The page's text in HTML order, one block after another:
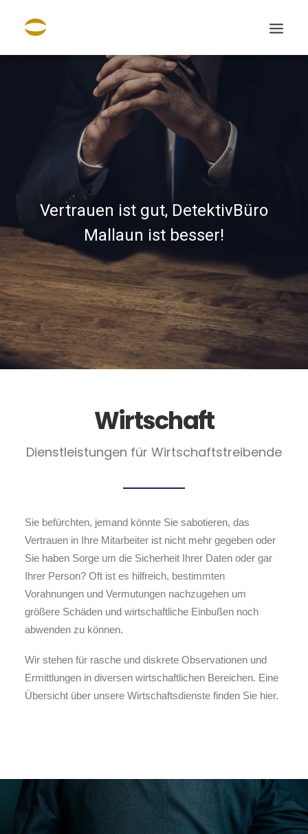
Search
Vertrauen ist gut, DetektivBüro
Mallaun ist besser!
Wirtschaft
Dienstleistungen für Wirtschaftstreibende
Sie befürchten, jemand könnte Sie sabotieren, das
Vertrauen in Ihre Mitarbeiter ist nicht mehr gegeben oder
Sie haben Sorge um die Sicherheit Ihrer Daten oder gar
Ihrer Person? Oft ist es hilfreich, bestimmten
Vorahnungen und Vermutungen nachzugehen um
größere Schäden und wirtschaftliche Einbußen noch
abwenden zu können.
Wir stehen für rasche und diskrete Observationen und
Ermittlungen in diversen wirtschaftlichen Bereichen. Eine
Übersicht über unsere Wirtschaftsdienste finden Sie hier.